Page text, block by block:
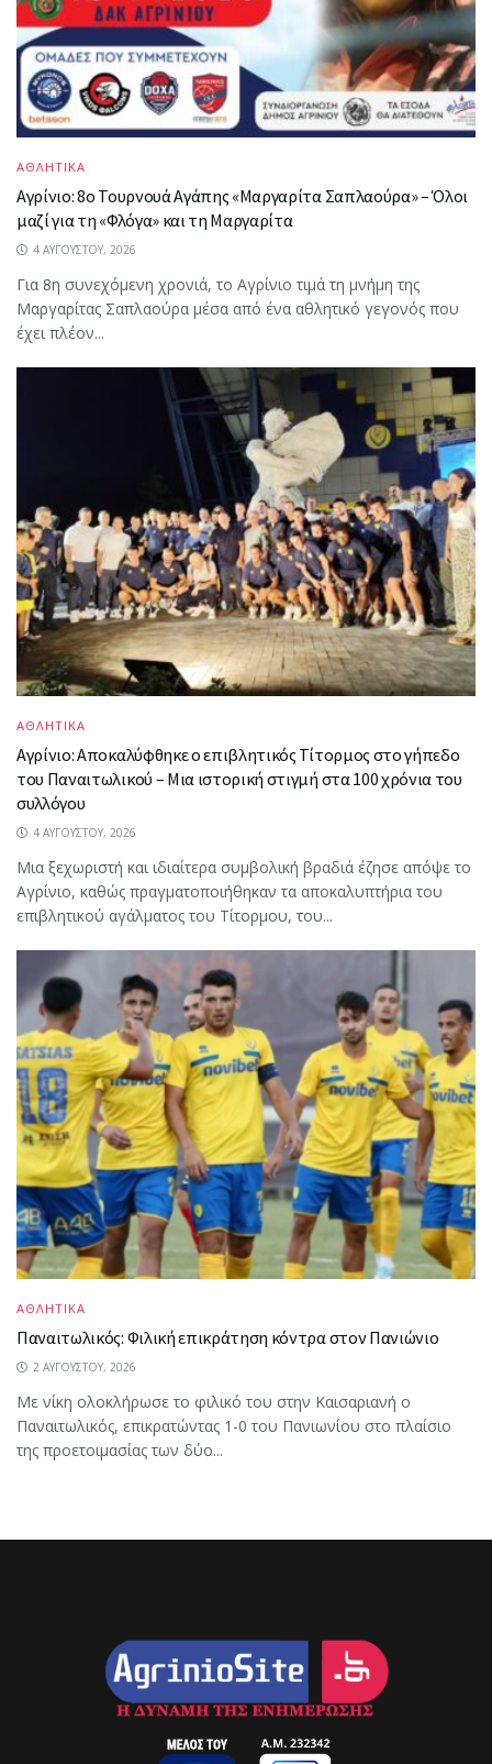
ΑΘΛΗΤΙΚΑ
Αγρίνιο: 8ο Τουρνουά Αγάπης «Μαργαρίτα Σαπλαούρα» – Όλοι
μαζί για τη «Φλόγα» και τη Μαργαρίτα
4 ΑΥΓΟΎΣΤΟΥ, 2026
Για 8η συνεχόμενη χρονιά, το Αγρίνιο τιμά τη μνήμη της
Μαργαρίτας Σαπλαούρα μέσα από ένα αθλητικό γεγονός που
έχει πλέον...
ΑΘΛΗΤΙΚΑ
Αγρίνιο: Αποκαλύφθηκε ο επιβλητικός Τίτορμος στο γήπεδο
του Παναιτωλικού – Μια ιστορική στιγμή στα 100 χρόνια του
συλλόγου
4 ΑΥΓΟΎΣΤΟΥ, 2026
Μια ξεχωριστή και ιδιαίτερα συμβολική βραδιά έζησε απόψε το
Αγρίνιο, καθώς πραγματοποιήθηκαν τα αποκαλυπτήρια του
επιβλητικού αγάλματος του Τίτορμου, του...
ΑΘΛΗΤΙΚΑ
Παναιτωλικός: Φιλική επικράτηση κόντρα στον Πανιώνιο
2 ΑΥΓΟΎΣΤΟΥ, 2026
Με νίκη ολοκλήρωσε το φιλικό του στην Καισαριανή ο
Παναιτωλικός, επικρατώντας 1-0 του Πανιωνίου στο πλαίσιο
της προετοιμασίας των δύο...